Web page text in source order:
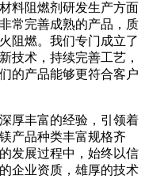
阻燃剂研发生产方面
常完善成熟的产品，质
阻燃。我们专门成立了
技术，持续完善工艺，
的产品能够更符合客户
丰富的经验，引领着
产品种类丰富规格齐
发展过程中，始终以信
企业资质，雄厚的技术